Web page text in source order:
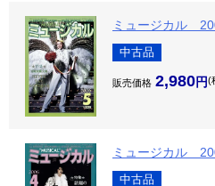
ミュージカル
中古品
販売価格 2,980
ミュージカル
中古品